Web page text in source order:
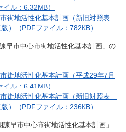
ル：6.32MB）
街地活性化基本計画（新旧対照表
）（PDFファイル：782KB）
早市中心市街地活性化基本計画」の
街地活性化基本計画（平成29年7月
ル：6.41MB）
街地活性化基本計画（新旧対照表
）（PDFファイル：236KB）
早市中心市街地活性化基本計画」